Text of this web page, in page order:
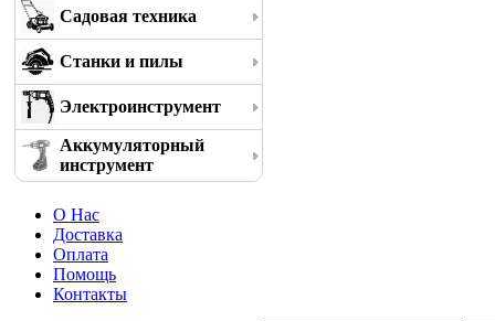
Садовая техника
Станки и пилы
Электроинструмент
Аккумуляторный
инструмент
О Нас
Доставка
Оплата
Помощь
Контакты